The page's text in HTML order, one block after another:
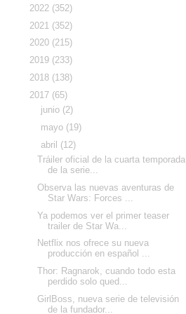
2022 (352)
2021 (352)
2020 (215)
2019 (233)
2018 (138)
2017 (65)
junio (2)
mayo (19)
abril (12)
Tráiler oficial de la cuarta temporada
de la serie...
Observa las nuevas aventuras de
Star Wars: Forces ...
Ya podemos ver el primer teaser
trailer de Star Wa...
Netflix nos ofrece su nueva
producción en español ...
Thor: Ragnarok, cuando todo esta
perdido solo qued...
GirlBoss, nueva serie de televisión
de la fundador...